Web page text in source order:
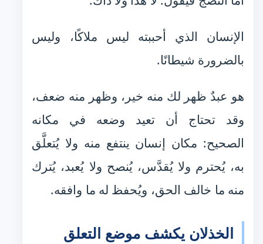
الإنسان الذي أحببته ليس ملاكًا، وليس
بالضرورة شيطانًا.
هو عبدٌ ظهر لك منه خير، وظهر منه ضعف،
وقد تحتاج أن تعيد وضعه في مكانه
الصحيح: مكان إنسان ينتفع منه ولا يُتعلَّق
به، يُحترم ولا يُقدَّس، يُنصح ولا يُعبد، يُترك
منه ما خالف الحق، ويُحفظ له ما وافقه.
الخذلان يكشف موضع التعلق